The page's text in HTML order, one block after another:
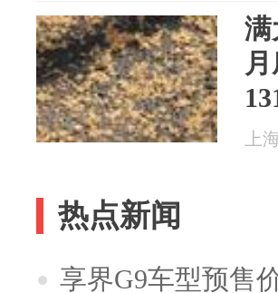
满
上
热点新闻
享界G9车型预售